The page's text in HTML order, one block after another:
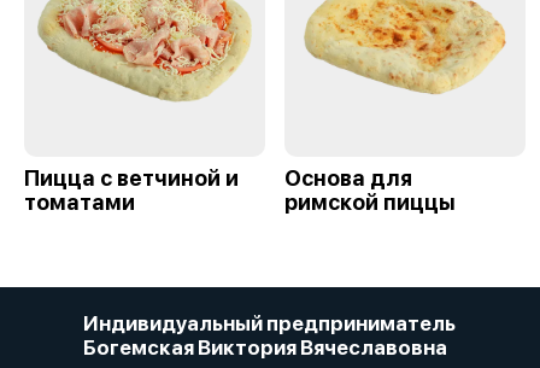
Пицца с ветчиной и
томатами
Основа для
римской пиццы
Индивидуальный предприниматель
Богемская Виктория Вячеславовна